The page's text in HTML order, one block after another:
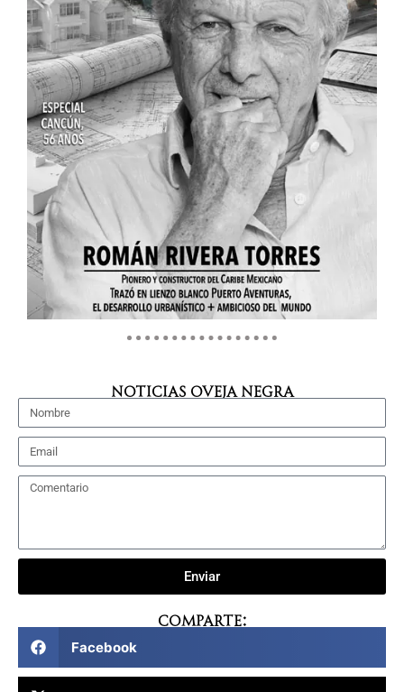
NOTICIAS OVEJA NEGRA
Enviar
Comparte:
Facebook